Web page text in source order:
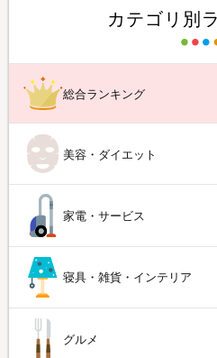
カテゴリ別
総合ランキング
美容・ダイエット
家電・サービス
寝具・雑貨・インテリア
グルメ